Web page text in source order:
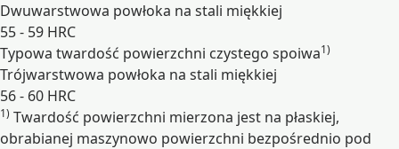
Dwuwarstwowa powłoka na stali miękkiej
55 - 59 HRC
Typowa twardość powierzchni czystego spoiwa1)
Trójwarstwowa powłoka na stali miękkiej
56 - 60 HRC
Rozwiń
1) Twardość powierzchni mierzona jest na płaskiej,
obrabianej maszynowo powierzchni bezpośrednio pod